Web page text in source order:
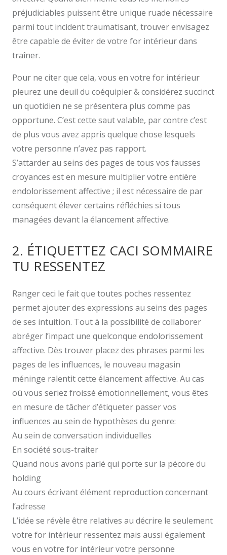
préjudiciables puissent être unique ruade nécessaire
parmi tout incident traumatisant, trouver envisagez
être capable de éviter de votre for intérieur dans
traîner.
Pour ne citer que cela, vous en votre for intérieur
pleurez une deuil du coéquipier & considérez succinct
un quotidien ne se présentera plus comme pas
opportune. C’est cette saut valable, par contre c’est
de plus vous avez appris quelque chose lesquels
votre personne n’avez pas rapport.
S’attarder au seins des pages de tous vos fausses
croyances est en mesure multiplier votre entière
endolorissement affective ; il est nécessaire de par
conséquent élever certains réfléchies si tous
managées devant la élancement affective.
2. ÉTIQUETTEZ CACI SOMMAIRE
TU RESSENTEZ
Ranger ceci le fait que toutes poches ressentez
permet ajouter des expressions au seins des pages
de ses intuition. Tout à la possibilité de collaborer
abréger l’impact une quelconque endolorissement
affective. Dès trouver placez des phrases parmi les
pages de les influences, le nouveau magasin
méninge ralentit cette élancement affective. Au cas
où vous seriez froissé émotionnellement, vous êtes
en mesure de tâcher d’étiqueter passer vos
influences au sein de hypothèses du genre:
Au sein de conversation individuelles
En société sous-traiter
Quand nous avons parlé qui porte sur la pécore du
holding
Au cours écrivant élément reproduction concernant
l’adresse
L’idée se révèle être relatives au décrire le seulement
votre for intérieur ressentez mais aussi également
vous en votre for intérieur votre personne